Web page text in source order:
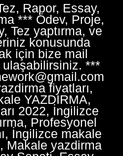
Rapor, Essay,
*** Ödev, Proje,
Tez yaptırma, ve
konusunda
için bize mail
***
fiyatları,
YAZDIRMA,
2022, İngilizce
Profesyonel
İngilizce makale
Makale yazdirma